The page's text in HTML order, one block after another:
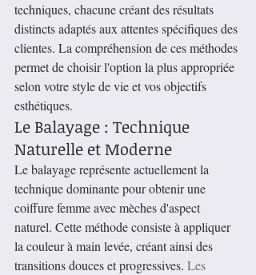
techniques, chacune créant des résultats
distincts adaptés aux attentes spécifiques des
clientes. La compréhension de ces méthodes
permet de choisir l'option la plus appropriée
selon votre style de vie et vos objectifs
esthétiques.
Le Balayage : Technique
Naturelle et Moderne
Le balayage représente actuellement la
technique dominante pour obtenir une
coiffure femme avec mèches d'aspect
naturel. Cette méthode consiste à appliquer
la couleur à main levée, créant ainsi des
transitions douces et progressives. Les